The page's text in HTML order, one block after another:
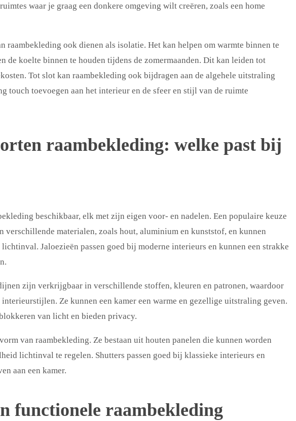
waar je graag een donkere omgeving wilt creëren, zoals een home
raambekleding ook dienen als isolatie. Het kan helpen om warmte binnen te
de koelte binnen te houden tijdens de zomermaanden. Dit kan leiden tot
Tot slot kan raambekleding ook bijdragen aan de algehele uitstraling
touch toevoegen aan het interieur en de sfeer en stijl van de ruimte
raambekleding: welke past bij
beschikbaar, elk met zijn eigen voor- en nadelen. Een populaire keuze
materialen, zoals hout, aluminium en kunststof, en kunnen
lichtinval. Jaloezieën passen goed bij moderne interieurs en kunnen een strakke
zijn verkrijgbaar in verschillende stoffen, kleuren en patronen, waardoor
Ze kunnen een kamer een warme en gezellige uitstraling geven.
van licht en bieden privacy.
van raambekleding. Ze bestaan uit houten panelen die kunnen worden
lichtinval te regelen. Shutters passen goed bij klassieke interieurs en
aan een kamer.
functionele raambekleding